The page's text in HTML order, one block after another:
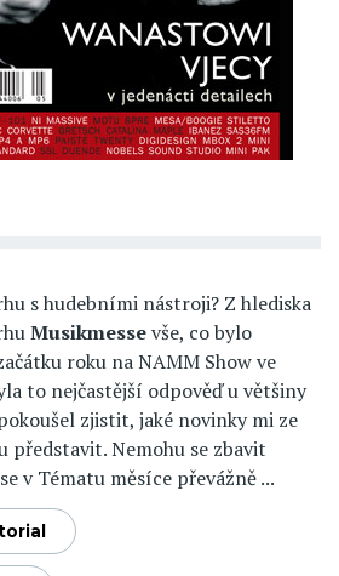
s hudebními nástroji? Z hlediska
Musikmessevše, co bylo
roku na NAMM Show ve
to nejčastější odpověď u většiny
zjistit, jaké novinky mi ze
představit. Nemohu se zbavit
v Tématu měsíce převážně ...